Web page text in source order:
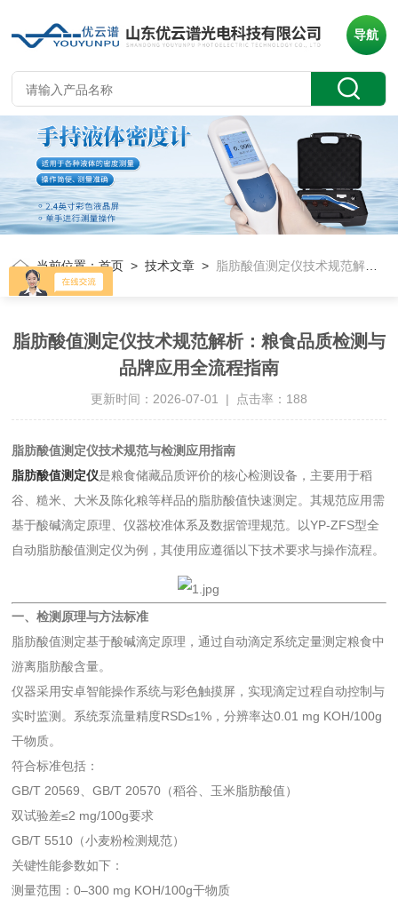
导航
当前位置：首页 >技术文章 > 脂肪酸值测定仪技术规范解析：粮食品质检测与品牌应用全流程指南
脂肪酸值测定仪技术规范解析：粮食品质检测与
品牌应用全流程指南
更新时间：2026-07-01 | 点击率：188
脂肪酸值测定仪技术规范与检测应用指南
脂肪酸值测定仪是粮食储藏品质评价的核心检测设备，主要用于稻
谷、糙米、大米及陈化粮等样品的脂肪酸值快速测定。其规范应用需
基于酸碱滴定原理、仪器校准体系及数据管理规范。以YP-ZFS型全
自动脂肪酸值测定仪为例，其使用应遵循以下技术要求与操作流程。
一、检测原理与方法标准
脂肪酸值测定基于酸碱滴定原理，通过自动滴定系统定量测定粮食中
游离脂肪酸含量。
仪器采用安卓智能操作系统与彩色触摸屏，实现滴定过程自动控制与
实时监测。系统泵流量精度RSD≤1%，分辨率达0.01 mg KOH/100g
干物质。
符合标准包括：
GB/T 20569、GB/T 20570（稻谷、玉米脂肪酸值）
双试验差≤2 mg/100g要求
GB/T 5510（小麦粉检测规范）
关键性能参数如下：
测量范围：0–300 mg KOH/100g干物质